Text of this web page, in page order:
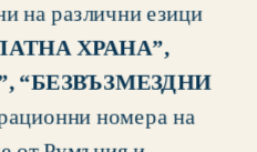
на различни езици
ХРАНА”,
“БЕЗВЪЗМЕЗДНИ
номера на